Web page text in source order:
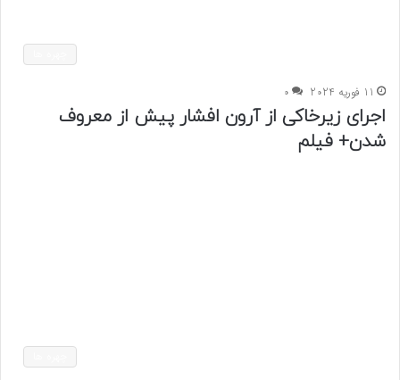
11 فوریه 2024 0
اجرای زیرخاکی از آرون افشار پیش از معروف
شدن+ فیلم